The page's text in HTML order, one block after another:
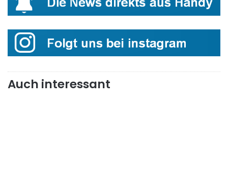
Auch interessant